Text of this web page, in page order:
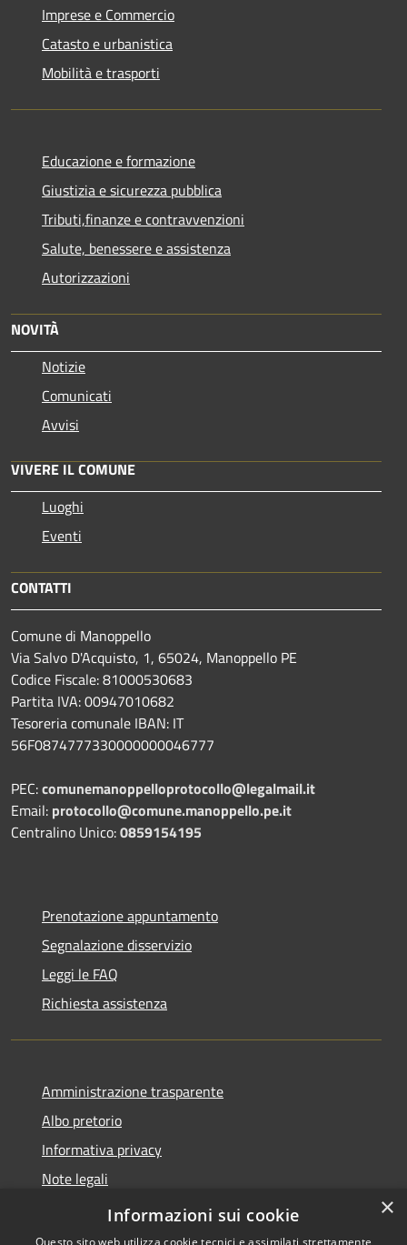
Imprese e Commercio
Catasto e urbanistica
Mobilità e trasporti
Educazione e formazione
Giustizia e sicurezza pubblica
Tributi,finanze e contravvenzioni
Salute, benessere e assistenza
Autorizzazioni
NOVITÀ
Notizie
Comunicati
Avvisi
VIVERE IL COMUNE
Luoghi
Eventi
CONTATTI
Comune di Manoppello
Via Salvo D'Acquisto, 1, 65024, Manoppello PE
Codice Fiscale: 81000530683
Partita IVA: 00947010682
Tesoreria comunale IBAN: IT
56F0874777330000000046777
PEC:comunemanoppelloprotocollo@legalmail.it
Email: protocollo@comune.manoppello.pe.it
Centralino Unico:0859154195
Prenotazione appuntamento
Segnalazione disservizio
Leggi le FAQ
Richiesta assistenza
Amministrazione trasparente
Albo pretorio
Informativa privacy
Note legali
Dichiarazione di accessibilità
×
Informazioni sui cookie
Questo sito web utilizza cookie tecnici e assimilati strettamente